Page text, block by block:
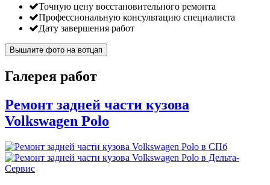
Точную цену восстановительного ремонта
Профессиональную консультацию специалиста
Дату завершения работ
Вышлите фото на вотцап
Галерея работ
Ремонт задней части кузова
Volkswagen Polo